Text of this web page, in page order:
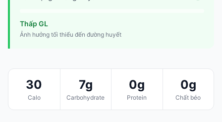
Thấp GL
Ảnh hưởng tối thiểu đến đường huyết
30
Calo
7g
Carbohydrate
0g
Protein
0g
Chất béo